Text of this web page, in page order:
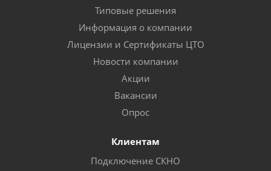
Типовые решения
Информация о компании
Лицензии и Сертификаты ЦТО
Новости компании
Акции
Вакансии
Опрос
Клиентам
Подключение СКНО